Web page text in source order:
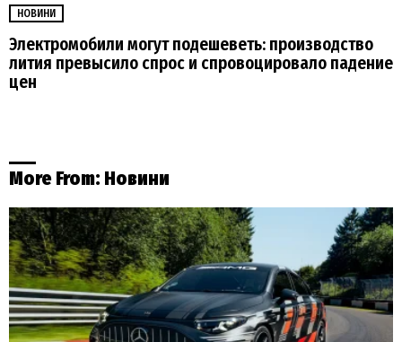
НОВИНИ
Электромобили могут подешеветь: производство
лития превысило спрос и спровоцировало падение
цен
More From: Новини